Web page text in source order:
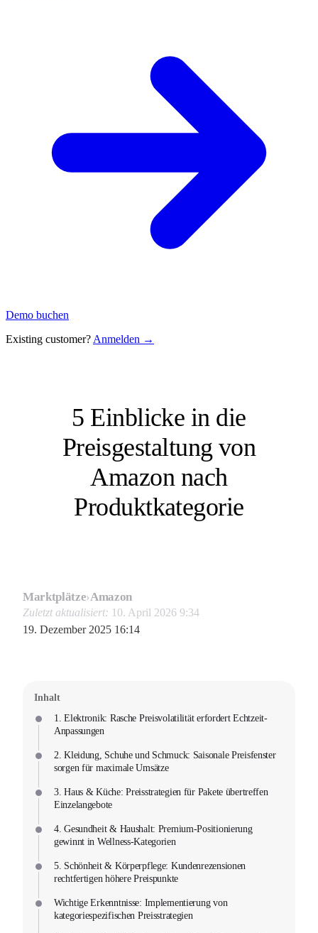
Demo buchen
Existing customer? Anmelden →
5 Einblicke in die
Preisgestaltung von
Amazon nach
Produktkategorie
Marktplätze›Amazon
Zuletzt aktualisiert: 10. April 2026 9:34
19. Dezember 2025 16:14
Inhalt
1. Elektronik: Rasche Preisvolatilität erfordert Echtzeit-
Anpassungen
2. Kleidung, Schuhe und Schmuck: Saisonale Preisfenster
sorgen für maximale Umsätze
3. Haus & Küche: Preisstrategien für Pakete übertreffen
Einzelangebote
4. Gesundheit & Haushalt: Premium-Positionierung
gewinnt in Wellness-Kategorien
5. Schönheit & Körperpflege: Kundenrezensionen
rechtfertigen höhere Preispunkte
Wichtige Erkenntnisse: Implementierung von
kategoriespezifischen Preisstrategien